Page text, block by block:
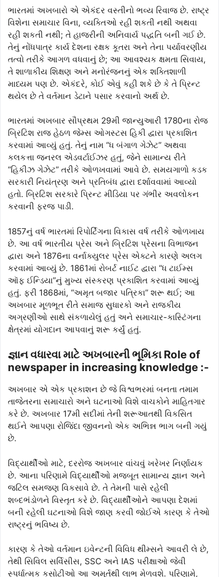
ભારતમાં અખબારો એ એકંદર વસ્તીનો ભવ્ય રિવાજ છે. રાષ્ટ્ર
વિશેના સમાચાર વિના, વ્યક્તિઓ રહી શકતી નથી અથવા
રહી શકતી નથી; તે હાજરીની અનિવાર્ય પદ્ધતિ બની ગઈ છે.
તેનું નોંધપાત્ર કાર્ય દેશના રક્ષક કૂતરા અને તેના પર્યાવરણીય
તત્વો તરીકે આગળ વધવાનું છે; આ આવશ્યક ક્ષમતા સિવાય,
તે શાળાકીય શિક્ષણ અને મનોરંજનનું એક શક્તિશાળી
માધ્યમ પણ છે. એકંદરે, કોઈ એવું કહી શકે છે કે તે પ્રિન્ટ
થયેલ છે તે વર્તમાન ડેટાને પસાર કરવાનો અર્થ છે.
ભારતમાં અખબાર સૌપ્રથમ 29મી જાન્યુઆરી 1780ના રોજ
બ્રિટિશ રાજ હેઠળ જેમ્સ ઓગસ્ટસ હિકી દ્વારા પ્રકાશિત
કરવામાં આવ્યું હતું. તેનું નામ “ધ બંગાળ ગેઝેટ” અથવા
કલકત્તા જનરલ એડવર્ટાઈઝર હતું, જેને સામાન્ય રીતે
“હિકીઝ ગેઝેટ” તરીકે ઓળખવામાં આવે છે. સમયગાળો કડક
સરકારી નિયંત્રણ અને પ્રતિબંધ દ્વારા દર્શાવવામાં આવ્યો
હતો. બ્રિટિશ સરકારે પ્રિન્ટ મીડિયા પર ગંભીર અવલોકન
કરવાની ફરજ પાડી.
1857નું વર્ષ ભારતમાં રિપોર્ટિંગના વિકાસ વર્ષ તરીકે ઓળખાય
છે. આ વર્ષ ભારતીય પ્રેસ અને બ્રિટિશ પ્રેસના વિભાજન
દ્વારા અને 1876ના વર્નાક્યુલર પ્રેસ એક્ટને કારણે અલગ
કરવામાં આવ્યું છે. 1861માં રોબર્ટ નાઈટ દ્વારા “ધ ટાઈમ્સ
ઑફ ઈન્ડિયા”નું મુખ્ય સંસ્કરણ પ્રકાશિત કરવામાં આવ્યું
હતું. ફરી 1868માં, “અમૃત બજાર પત્રિકા” શરૂ થઈ; આ
અખબાર મૂળભૂત રીતે સમાજ સુધારકો અને રાજકીય
અગ્રણીઓ સાથે સંકળાયેલું હતું અને સમાચાર-કાસ્ટિંગના
ક્ષેત્રમાં યોગદાન આપવાનું શરૂ કર્યું હતું.
જ્ઞાન વધારવા માટે અખબારની ભૂમિકા Role of
newspaper in increasing knowledge :-
અખબાર એ એક પ્રકાશન છે જે વિશ્વભરમાં બનતા તમામ
તાજેતરના સમાચારો અને ઘટનાઓ વિશે વાચકોને માહિતગાર
કરે છે. અખબાર 17મી સદીમાં તેની શરૂઆતથી વિકસિત
થઈને આપણા રોજિંદા જીવનનો એક અભિન્ન ભાગ બની ગયું
છે.
વિદ્યાર્થીઓ માટે, દરરોજ અખબાર વાંચવું ખરેખર નિર્ણાયક
છે. આના પરિણામે વિદ્યાર્થીઓ મજબૂત સામાન્ય જ્ઞાન અને
જટિલ સમજણ વિકસાવે છે. તે તેમની પાસે રહેલી
શબ્દભંડોળને વિસ્તૃત કરે છે. વિદ્યાર્થીઓને આપણા દેશમાં
બની રહેલી ઘટનાઓ વિશે જાણ કરવી જોઈએ કારણ કે તેઓ
રાષ્ટ્રનું ભવિષ્ય છે.
કારણ કે તેઓ વર્તમાન ઇવેન્ટની વિવિધ થીમ્સને આવરી લે છે,
તેથી સિવિલ સર્વિસીસ, SSC અને IAS પરીક્ષાઓ જેવી
સ્પર્ધાત્મક કસોટીઓ આ અમૂર્તથી લાભ મેળવશે. પરિણામે,